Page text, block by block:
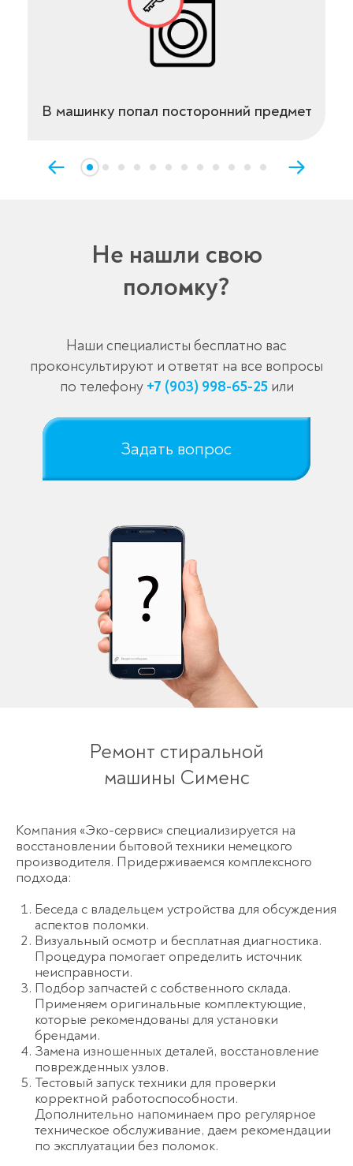
В машинку попал посторонний предмет
Не нашли свою
поломку?
Наши специалисты бесплатно вас
проконсультируют и ответят на все вопросы
по телефону +7 (903) 998-65-25 или
Задать вопрос
Ремонт стиральной
машины Сименс
Компания «Эко-сервис» специализируется на
восстановлении бытовой техники немецкого
производителя. Придерживаемся комплексного
подхода:
Беседа с владельцем устройства для обсуждения
аспектов поломки.
Визуальный осмотр и бесплатная диагностика.
Процедура помогает определить источник
неисправности.
Подбор запчастей с собственного склада.
Применяем оригинальные комплектующие,
которые рекомендованы для установки
брендами.
Замена изношенных деталей, восстановление
поврежденных узлов.
Тестовый запуск техники для проверки
корректной работоспособности.
Дополнительно напоминаем про регулярное
техническое обслуживание, даем рекомендации
по эксплуатации без поломок.